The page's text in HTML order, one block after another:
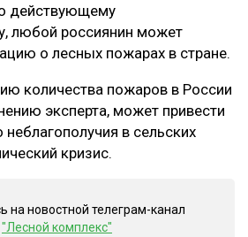
действующему
любой россиянин может
о лесных пожарах в стране.
количества пожаров в России
эксперта, может привести
неблагополучия в сельских
кризис.
на новостной телеграм-канал
"Лесной комплекс"